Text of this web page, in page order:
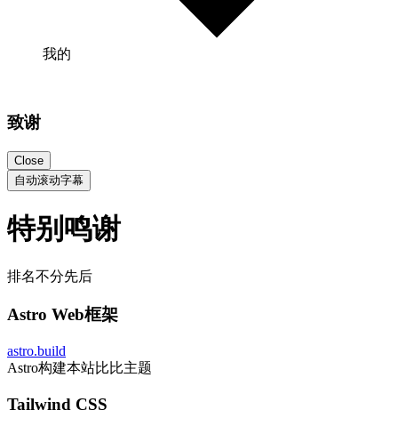
我的
致谢
Close
自动滚动字幕
特别鸣谢
排名不分先后
Astro Web框架
astro.build
Astro构建本站比比主题
Tailwind CSS